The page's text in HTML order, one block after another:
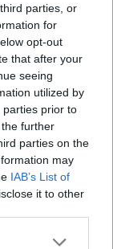
parties, or
for
opt-out
that after your
seeing
utilized by
parties prior to
further
parties on the
may
IAB’s List of
it to other
more Google
900